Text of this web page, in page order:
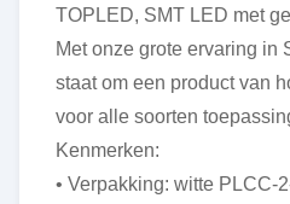
TOPLED, SMT LED met
Met onze grote ervaring in
staat om een product van
voor alle soorten
Kenmerken:
• Verpakking: witte PLCC-